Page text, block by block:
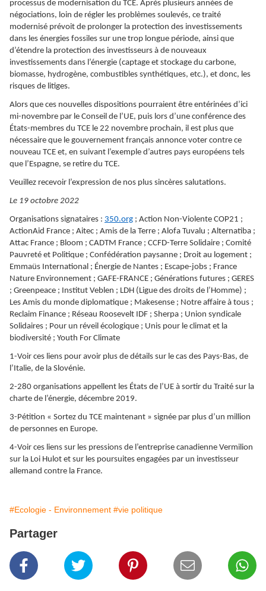
processus de modernisation du TCE. Après plusieurs années de
négociations, loin de régler les problèmes soulevés, ce traité
modernisé prévoit de prolonger la protection des investissements
dans les énergies fossiles sur une trop longue période, ainsi que
d’étendre la protection des investisseurs à de nouveaux
investissements dans l’énergie (captage et stockage du carbone,
biomasse, hydrogène, combustibles synthétiques, etc.), et donc, les
risques de litiges.
Alors que ces nouvelles dispositions pourraient être entérinées d’ici
mi-novembre par le Conseil de l’UE, puis lors d’une conférence des
États-membres du TCE le 22 novembre prochain, il est plus que
nécessaire que le gouvernement français annonce voter contre ce
nouveau TCE et, en suivant l’exemple d’autres pays européens tels
que l’Espagne, se retire du TCE.
Veuillez recevoir l’expression de nos plus sincères salutations.
Le 19 octobre 2022
Organisations signataires : 350.org ; Action Non-Violente COP21 ;
ActionAid France ; Aitec ; Amis de la Terre ; Alofa Tuvalu ; Alternatiba ;
Attac France ; Bloom ; CADTM France ; CCFD-Terre Solidaire ; Comité
Pauvreté et Politique ; Confédération paysanne ; Droit au logement ;
Emmaüs International ; Énergie de Nantes ; Escape-jobs ; France
Nature Environnement ; GAFE-FRANCE ; Générations futures ; GERES
; Greenpeace ; Institut Veblen ; LDH (Ligue des droits de l’Homme) ;
Les Amis du monde diplomatique ; Makesense ; Notre affaire à tous ;
Reclaim Finance ; Réseau Roosevelt IDF ; Sherpa ; Union syndicale
Solidaires ; Pour un réveil écologique ; Unis pour le climat et la
biodiversité ; Youth For Climate
1-Voir ces liens pour avoir plus de détails sur le cas des Pays-Bas, de
l’Italie, de la Slovénie.
2-280 organisations appellent les États de l’UE à sortir du Traité sur la
charte de l’énergie, décembre 2019.
3-Pétition « Sortez du TCE maintenant » signée par plus d’un million
de personnes en Europe.
4-Voir ces liens sur les pressions de l’entreprise canadienne Vermilion
sur la Loi Hulot et sur les poursuites engagées par un investisseur
allemand contre la France.
#Ecologie - Environnement #vie politique
Partager